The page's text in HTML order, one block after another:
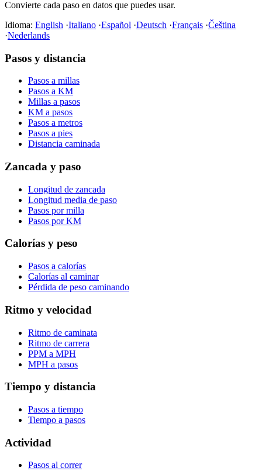
Convierte cada paso en datos que puedes usar.
Idioma: English ·Italiano ·Español ·Deutsch ·Français ·Čeština
·Nederlands
Pasos y distancia
Pasos a millas
Pasos a KM
Millas a pasos
KM a pasos
Pasos a metros
Pasos a pies
Distancia caminada
Zancada y paso
Longitud de zancada
Longitud media de paso
Pasos por milla
Pasos por KM
Calorías y peso
Pasos a calorías
Calorías al caminar
Pérdida de peso caminando
Ritmo y velocidad
Ritmo de caminata
Ritmo de carrera
PPM a MPH
MPH a pasos
Tiempo y distancia
Pasos a tiempo
Tiempo a pasos
Actividad
Pasos al correr